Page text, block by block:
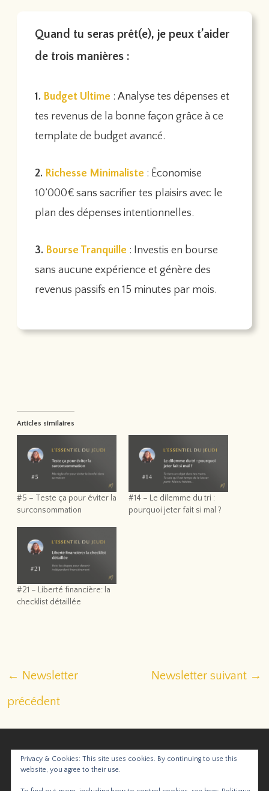
Quand tu seras prêt(e), je peux t’aider
de trois manières :
1. Budget Ultime : Analyse tes dépenses et
tes revenus de la bonne façon grâce à ce
template de budget avancé.
2. Richesse Minimaliste : Économise
10’000€ sans sacrifier tes plaisirs avec le
plan des dépenses intentionnelles.
3. Bourse Tranquille : Investis en bourse
sans aucune expérience et génère des
revenus passifs en 15 minutes par mois.
Articles similaires
#5 – Teste ça pour éviter la
surconsommation
#14 – Le dilemme du tri :
pourquoi jeter fait si mal ?
#21 – Liberté financière: la
checklist détaillée
Navigation
articles
← Newsletter
précédent
Newsletter suivant →
YouTube
Instagram
Privacy & Cookies: This site uses cookies. By continuing to use this
website, you agree to their use.